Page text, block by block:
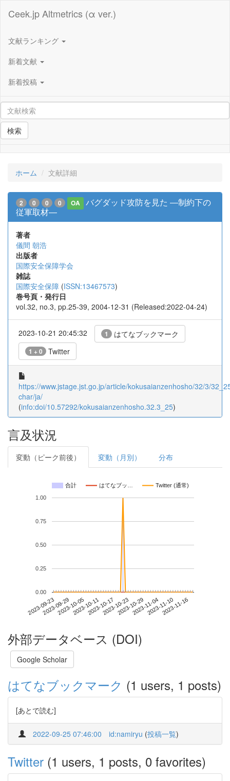
Ceek.jp Altmetrics (α ver.)
文献ランキング
新着文献
新着投稿
検索
ホーム 文献詳細
2 0 0 0 OA
バグダッド攻防を見た ―制約下の
従軍取材―
著者
儀間 朝浩
出版者
国際安全保障学会
雑誌
国際安全保障 (ISSN:13467573)
巻号頁・発行日
vol.32, no.3, pp.25-39, 2004-12-31 (Released:2022-04-24)
2023-10-21 20:45:32 1 はてなブックマーク
1 + 0 Twitter
https://www.jstage.jst.go.jp/article/kokusaianzenhosho/32/3/
char/ja/
(info:doi/10.57292/kokusaianzenhosho.32.3_25)
言及状況
変動（ピーク前後） 変動（月別） 分布
合計 はてなブッ… Twitter (通常)
2023-09-232023-09-292023-10-052023-10-112023-10-172023-10-232023-10-292023-11-042023-11-102023-11-16
0.00
0.25
0.50
0.75
1.00
外部データベース (DOI)
Google Scholar
はてなブックマーク (1 users, 1 posts)
[あとで読む]
2022-09-25 07:46:00 id:namiryu (投稿一覧)
Twitter (1 users, 1 posts, 0 favorites)